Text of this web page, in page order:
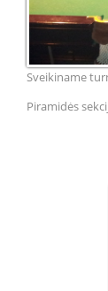
Sveikiname
Piramidės